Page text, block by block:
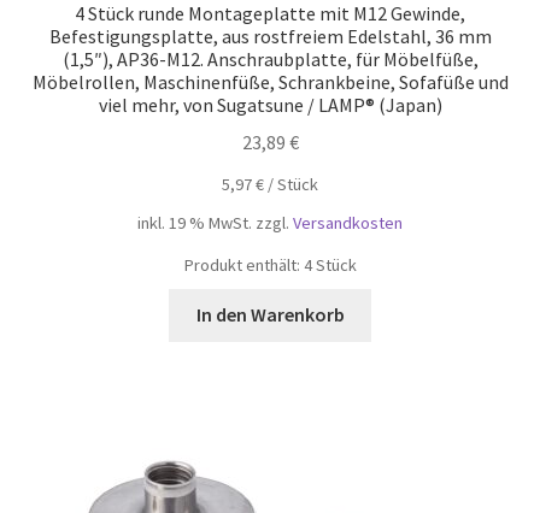
4 Stück runde Montageplatte mit M12 Gewinde,
Befestigungsplatte, aus rostfreiem Edelstahl, 36 mm
(1,5″), AP36-M12. Anschraubplatte, für Möbelfüße,
Möbelrollen, Maschinenfüße, Schrankbeine, Sofafüße und
viel mehr, von Sugatsune / LAMP® (Japan)
23,89 €
5,97€ /Stück
inkl. 19 % MwSt. zzgl. Versandkosten
Produkt enthält: 4Stück
In den Warenkorb